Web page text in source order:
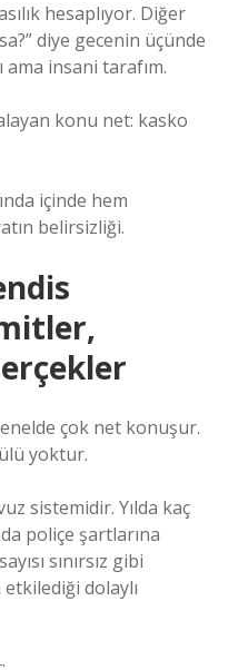
hesaplıyor. Diğer
diye gecenin üçünde
ama insani tarafım.
konu net: kasko
içinde hem
belirsizliği.
çok net konuşur.
yoktur.
sistemidir. Yılda kaç
poliçe şartlarına
sınırsız gibi
dolaylı